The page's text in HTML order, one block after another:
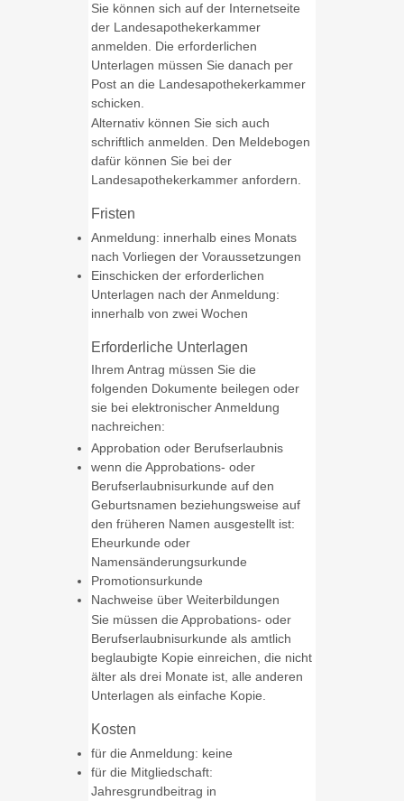
Sie können sich auf der Internetseite
der Landesapothekerkammer
anmelden. Die erforderlichen
Unterlagen müssen Sie danach per
Post an die Landesapothekerkammer
schicken.
Alternativ können Sie sich auch
schriftlich anmelden. Den Meldebogen
dafür können Sie bei der
Landesapothekerkammer anfordern.
Fristen
Anmeldung: innerhalb eines Monats
nach Vorliegen der Voraussetzungen
Einschicken der erforderlichen
Unterlagen nach der Anmeldung:
innerhalb von zwei Wochen
Erforderliche Unterlagen
Ihrem Antrag müssen Sie die
folgenden Dokumente beilegen oder
sie bei elektronischer Anmeldung
nachreichen:
Approbation oder Berufserlaubnis
wenn die Approbations- oder
Berufserlaubnisurkunde auf den
Geburtsnamen beziehungsweise auf
den früheren Namen ausgestellt ist:
Eheurkunde oder
Namensänderungsurkunde
Promotionsurkunde
Nachweise über Weiterbildungen
Sie müssen die Approbations- oder
Berufserlaubnisurkunde als amtlich
beglaubigte Kopie einreichen, die nicht
älter als drei Monate ist, alle anderen
Unterlagen als einfache Kopie.
Kosten
für die Anmeldung: keine
für die Mitgliedschaft:
Jahresgrundbeitrag in